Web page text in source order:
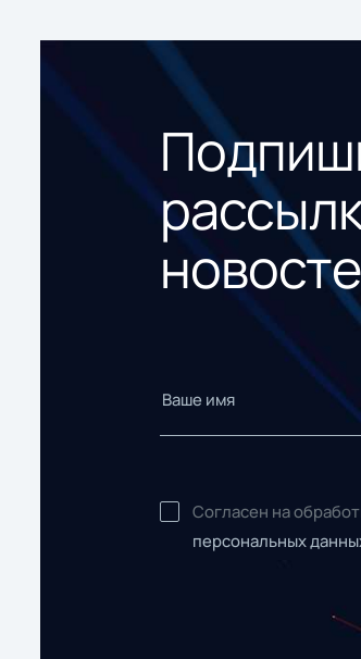
Согласен на
персональных